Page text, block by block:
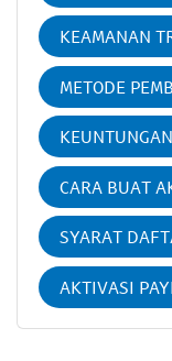
KEAMANAN
METODE
CARA BUAT
SYARAT
AKTIVASI